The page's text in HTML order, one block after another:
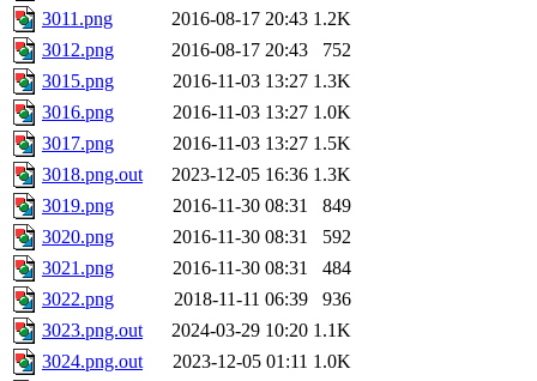
3011.png
2016-08-17 20:43 1.2K
3012.png
2016-08-17 20:43
752
3015.png
2016-11-03 13:27 1.3K
3016.png
2016-11-03 13:27 1.0K
3017.png
2016-11-03 13:27 1.5K
3018.png.out
2023-12-05 16:36 1.3K
3019.png
2016-11-30 08:31
849
3020.png
2016-11-30 08:31
592
3021.png
2016-11-30 08:31
484
3022.png
2018-11-11 06:39
936
3023.png.out
2024-03-29 10:20 1.1K
3024.png.out
2023-12-05 01:11 1.0K